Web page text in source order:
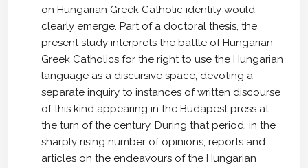
on Hungarian Greek Catholic identity would
clearly emerge. Part of a doctoral thesis, the
present study interprets the battle of Hungarian
Greek Catholics for the right to use the Hungarian
language as a discursive space, devoting a
separate inquiry to instances of written discourse
of this kind appearing in the Budapest press at
the turn of the century. During that period, in the
sharply rising number of opinions, reports and
articles on the endeavours of the Hungarian